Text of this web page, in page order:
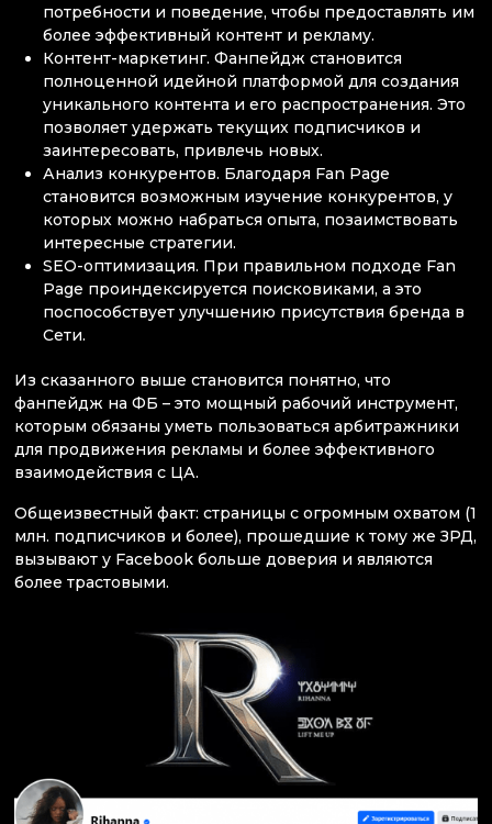
потребности и поведение, чтобы предоставлять им
более эффективный контент и рекламу.
Контент-маркетинг. Фанпейдж становится
полноценной идейной платформой для создания
уникального контента и его распространения. Это
позволяет удержать текущих подписчиков и
заинтересовать, привлечь новых.
Анализ конкурентов. Благодаря Fan Page
становится возможным изучение конкурентов, у
которых можно набраться опыта, позаимствовать
интересные стратегии.
SEO-оптимизация. При правильном подходе Fan
Page проиндексируется поисковиками, а это
поспособствует улучшению присутствия бренда в
Сети.
Из сказанного выше становится понятно, что
фанпейдж на ФБ – это мощный рабочий инструмент,
которым обязаны уметь пользоваться арбитражники
для продвижения рекламы и более эффективного
взаимодействия с ЦА.
Общеизвестный факт: страницы с огромным охватом (1
млн. подписчиков и более), прошедшие к тому же ЗРД,
вызывают у Facebook больше доверия и являются
более трастовыми.